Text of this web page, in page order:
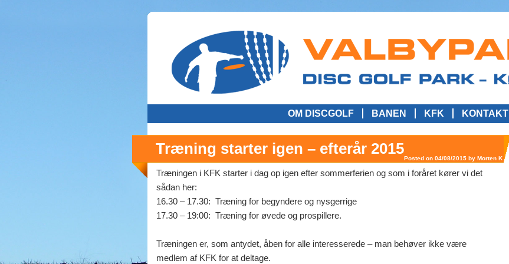
OM DISCGOLF BANEN KFK KONTAKT
Træning starter igen – efterår 2015
Posted on 04/08/2015 by Morten K
Træningen i KFK starter i dag op igen efter sommerferien og som i foråret kører vi det
sådan her:
16.30 – 17.30: Træning for begyndere og nysgerrige
17.30 – 19:00: Træning for øvede og prospillere.
Træningen er, som antydet, åben for alle interesserede – man behøver ikke være
medlem af KFK for at deltage.